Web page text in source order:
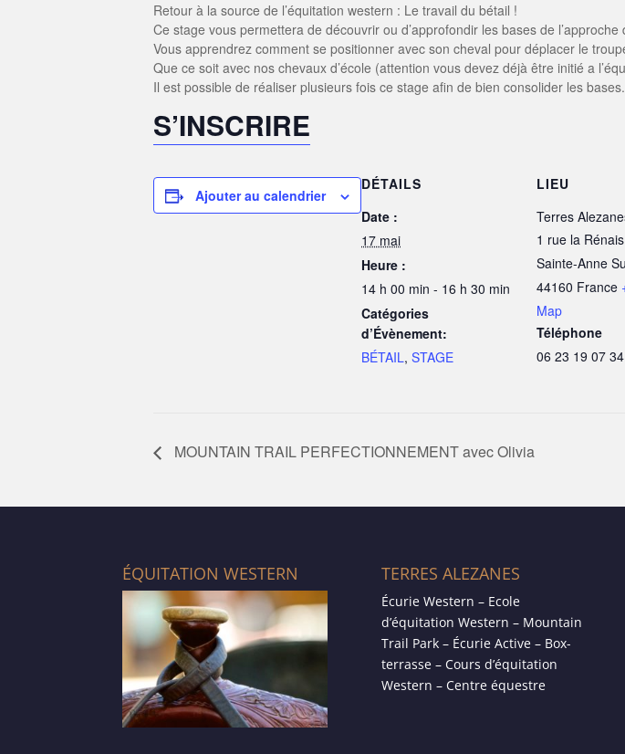
Retour à la source de l’équitation western : Le travail du bétail !
Ce stage vous permettera de découvrir ou d’approfondir les bases de l’approche
Vous apprendrez comment se positionner avec son cheval pour déplacer le
Que ce soit avec nos chevaux d’école (attention vous devez déjà être initié a
Il est possible de réaliser plusieurs fois ce stage afin de bien consolider les bases.
S’INSCRIRE
Ajouter au calendrier
DÉTAILS
Date :
17 mai
Heure :
14 h 00 min - 16 h 30 min
Catégories
d’Évènement:
BÉTAIL, STAGE
LIEU
Terres
1 rue la Rénais
Sainte-Anne
44160 France
Map
Téléphone
06 23 19 07 34
MOUNTAIN TRAIL PERFECTIONNEMENT avec Olivia
ÉQUITATION WESTERN TERRES ALEZANES
Écurie Western – Ecole
d’équitation Western – Mountain
Trail Park – Écurie Active – Box-
terrasse – Cours d’équitation
Western – Centre équestre